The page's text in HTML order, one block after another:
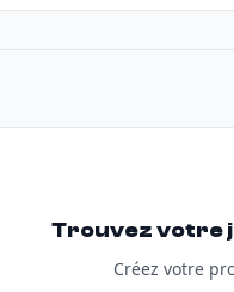
Trouvez votre
Créez votre